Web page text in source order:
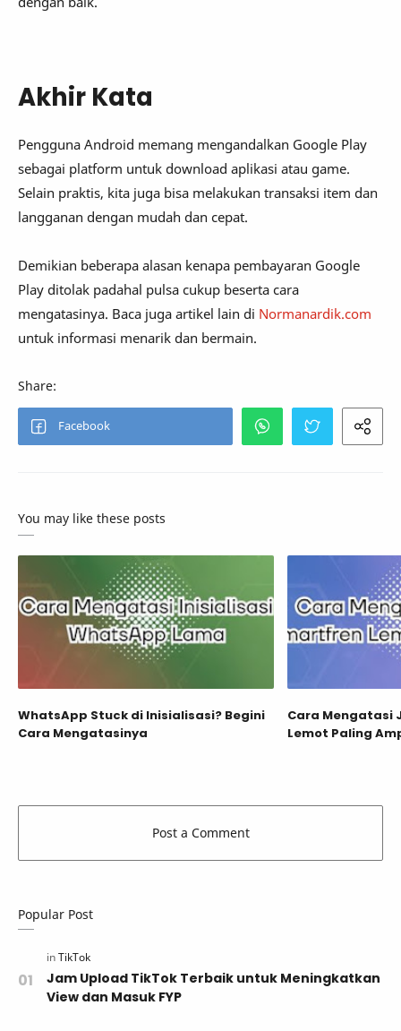
Akhir Kata
Pengguna Android memang mengandalkan Google Play
sebagai platform untuk download aplikasi atau game.
Selain praktis, kita juga bisa melakukan transaksi item dan
langganan dengan mudah dan cepat.
Demikian beberapa alasan kenapa pembayaran Google
Play ditolak padahal pulsa cukup beserta cara
mengatasinya. Baca juga artikel lain di Normanardik.com
untuk informasi menarik dan bermain.
You may like these posts
WhatsApp Stuck di Inisialisasi? Begini
Cara Mengatasinya
Cara Mengatasi
Lemot Paling
Popular Post
Jam Upload TikTok Terbaik untuk Meningkatkan
View dan Masuk FYP